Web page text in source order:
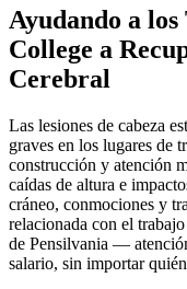
Ayudando a
College a
Cerebral
Las lesiones de cabeza
graves en los lugares de
construcción y atención
caídas de altura e
cráneo, conmociones y
relacionada con el
de Pensilvania —
salario, sin importar